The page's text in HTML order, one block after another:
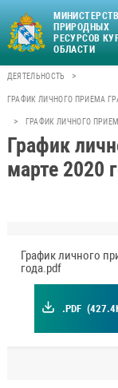
ПРИРОДНЫХ
РЕСУРСОВ
ОБЛАСТИ
ДЕЯТЕЛЬНОСТЬ >
ГРАФИК ЛИЧНОГО ПРИЕМА
> ГРАФИК ЛИЧНОГО
График
марте 2020
График личного
года.pdf
.PDF